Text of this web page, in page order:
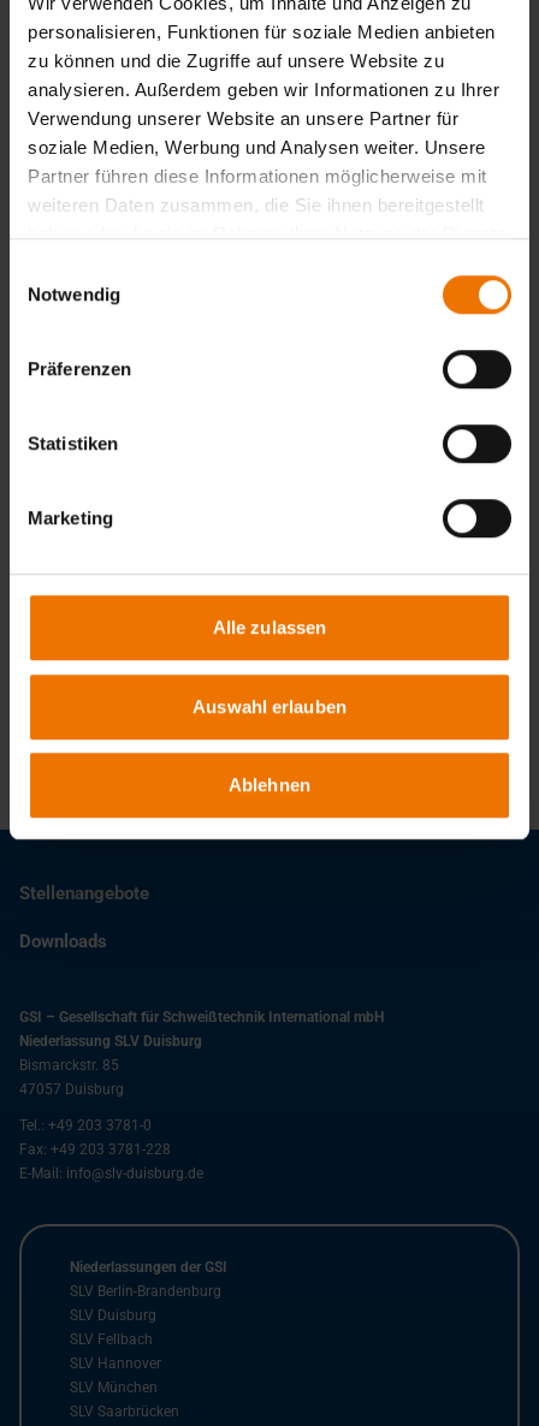
personalisieren, Funktionen für soziale Medien anbieten
zu können und die Zugriffe auf unsere Website zu
analysieren. Außerdem geben wir Informationen zu Ihrer
Verwendung unserer Website an unsere Partner für
soziale Medien, Werbung und Analysen weiter. Unsere
Partner führen diese Informationen möglicherweise mit
weiteren Daten zusammen, die Sie ihnen bereitgestellt
haben oder die sie im Rahmen Ihrer Nutzung der Dienste
Notwendig
Präferenzen
Statistiken
Marketing
Alle zulassen
Auswahl erlauben
Ablehnen
Teilnahmebescheinigung der SLV Duisburg sowie
Prüfungsbescheinigung der SLV Duisburg bei bestandener
Prüfung.
Zurück
Übersicht
in Tagesform
1
czysch@slv-duisburg.de
Stellenangebote
Downloads
GSI – Gesellschaft für Schweißtechnik International mbH
Niederlassung SLV Duisburg
Bismarckstr. 85
47057 Duisburg
Tel.: +49 203 3781-0
Fax: +49 203 3781-228
E-Mail: info@slv-duisburg.de
Niederlassungen der GSI
SLV Berlin-Brandenburg
SLV Duisburg
SLV Fellbach
SLV Hannover
SLV München
SLV Saarbrücken